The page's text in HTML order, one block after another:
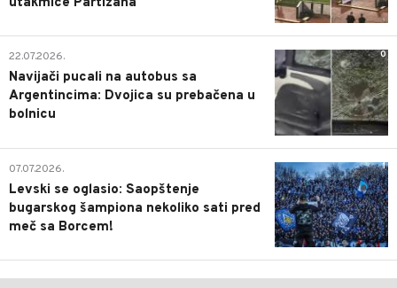
0
22.07.2026.
Navijači pucali na autobus sa
Argentincima: Dvojica su prebačena u
bolnicu
1
07.07.2026.
Levski se oglasio: Saopštenje
bugarskog šampiona nekoliko sati pred
meč sa Borcem!